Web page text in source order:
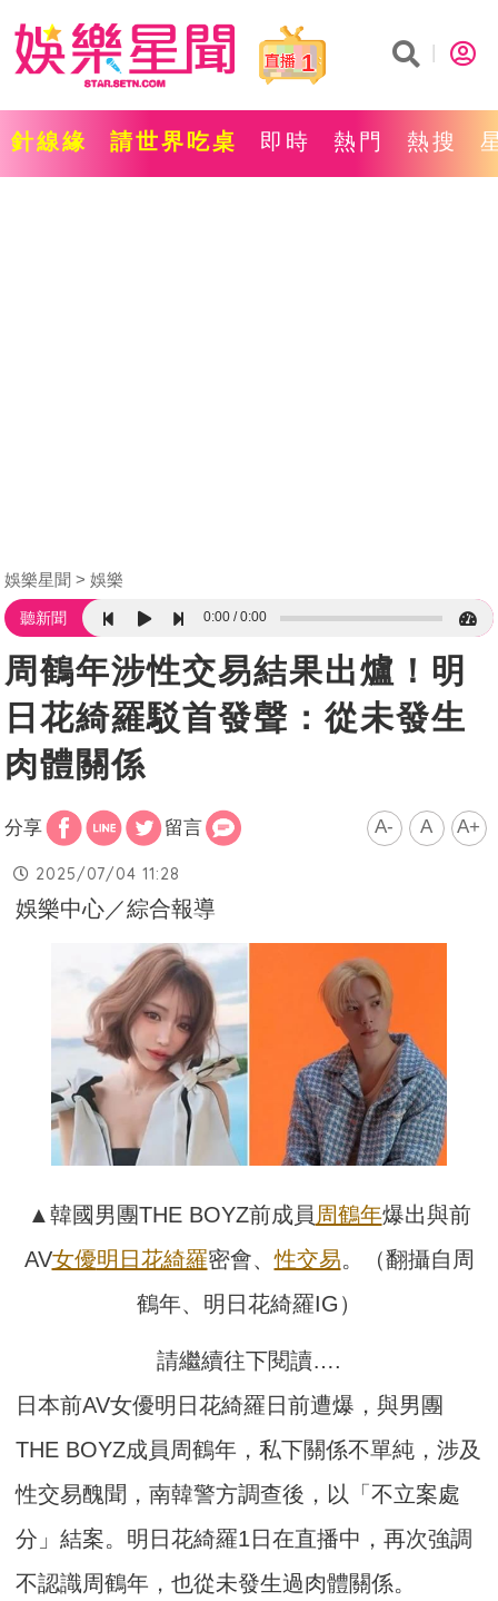
1
針線緣 請世界吃桌 即時 熱門 熱搜
娛樂星聞 娛樂
聽新聞 0:00 0:00
周鶴年涉性交易結果出爐！明
日花綺羅駁首發聲：從未發生
肉體關係
分享 留言 A- A A+
2025/07/04 11:28
娛樂中心／綜合報導
▲韓國男團THE BOYZ前成員 周鶴年爆出與前
AV女優明日花綺羅密會、性交易。（翻攝自周
鶴年、明日花綺羅IG）
請繼續往下閱讀….
日本前AV女優明日花綺羅日前遭爆，與男團
THE BOYZ成員周鶴年，私下關係不單純，涉及
性交易醜聞，南韓警方調查後，以「不立案處
分」結案。明日花綺羅1日在直播中，再次強調
不認識周鶴年，也從未發生過肉體關係。